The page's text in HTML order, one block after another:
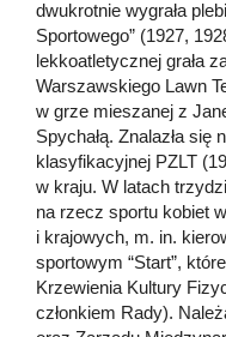
dwukrotnie wygrała
Sportowego” (1927,
lekkoatletycznej grała
Warszawskiego Lawn
w grze mieszanej z
Spychałą. Znalazła się
klasyfikacyjnej PZLT
w kraju. W latach
na rzecz sportu kobiet
i krajowych, m. in.
sportowym “Start”,
Krzewienia Kultury
członkiem Rady).